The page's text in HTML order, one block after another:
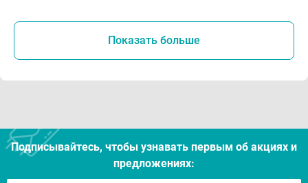
Показать больше
Подписывайтесь, чтобы узнавать первым об акцияx и
предложениях: